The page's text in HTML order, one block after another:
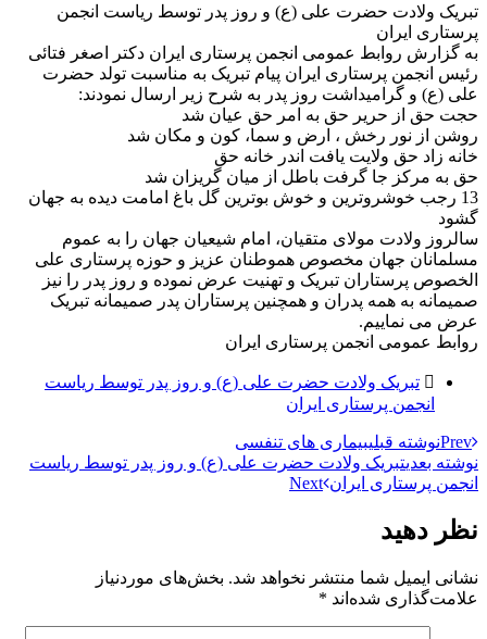
تبریک ولادت حضرت علی (ع) و روز پدر توسط ریاست انجمن
پرستاری ایران
به گزارش روابط عمومی انجمن پرستاری ایران دکتر اصغر فتائی
رئیس انجمن پرستاری ایران پیام تبریک به مناسبت تولد حضرت
علی (ع) و گرامیداشت روز پدر به شرح زیر ارسال نمودند:
حجت حق از حریر حق به امر حق عیان شد
روشن از نور رخش ، ارض و سما، کون و مکان شد
خانه زاد حق ولایت یافت اندر خانه حق
حق به مرکز جا گرفت باطل از میان گریزان شد
13 رجب خوشروترین و خوش بوترین گل باغ امامت دیده به جهان
گشود
سالروز ولادت مولای متقیان، امام شیعیان جهان را به عموم
مسلمانان جهان مخصوص هموطنان عزیز و حوزه پرستاری علی
الخصوص پرستاران تبریک و تهنیت عرض نموده و روز پدر را نیز
صمیمانه به همه پدران و همچنین پرستاران پدر صمیمانه تبریک
عرض می نماییم.
روابط عمومی انجمن پرستاری ایران
تبریک ولادت حضرت علی (ع) و روز پدر توسط ریاست
انجمن پرستاری ایران
Prevنوشته قبلیبیماری های تنفسی
نوشته بعدیتبریک ولادت حضرت علی (ع) و روز پدر توسط ریاست
انجمن پرستاری ایران Next
نظر دهید
نشانی ایمیل شما منتشر نخواهد شد. بخش‌های موردنیاز
علامت‌گذاری شده‌اند *